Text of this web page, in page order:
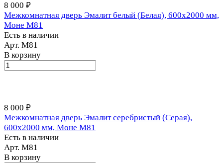
8 000 ₽
Межкомнатная дверь Эмалит белый (Белая), 600x2000 мм,
Моне M81
Есть в наличии
Арт. М81
В корзину
8 000 ₽
Межкомнатная дверь Эмалит серебристый (Серая),
600x2000 мм, Моне M81
Есть в наличии
Арт. М81
В корзину